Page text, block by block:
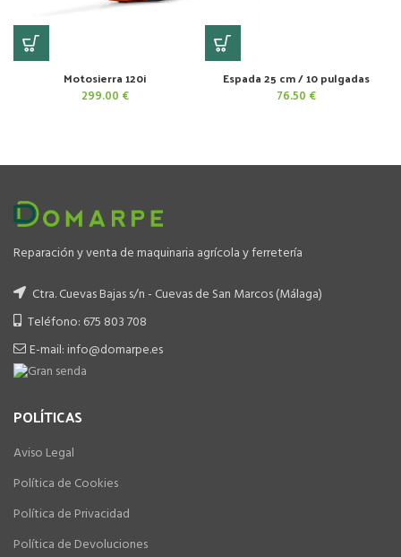
Motosierra 120i
299.00 €
Espada 25 cm / 10 pulgadas
76.50 €
Reparación y venta de maquinaria agrícola y ferretería
Ctra. Cuevas Bajas s/n - Cuevas de San Marcos (Málaga)
Teléfono: 675 803 708
E-mail: info@domarpe.es
POLÍTICAS
Aviso Legal
Política de Cookies
Política de Privacidad
Política de Devoluciones